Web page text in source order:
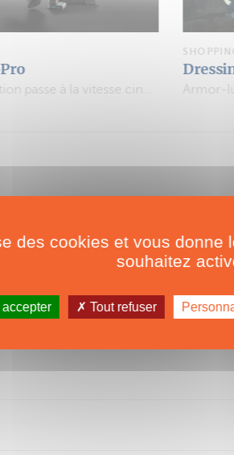
La
des cookies et vous donne
souhaitez
accepter Tout refuser